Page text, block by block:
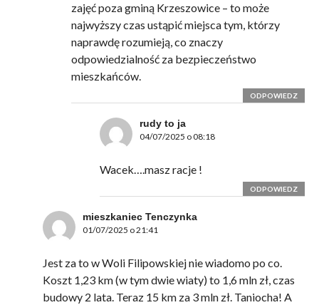
zajęć poza gminą Krzeszowice – to może
najwyższy czas ustąpić miejsca tym, którzy
naprawdę rozumieją, co znaczy
odpowiedzialność za bezpieczeństwo
mieszkańców.
ODPOWIEDZ
rudy to ja
04/07/2025 o 08:18
Wacek….masz racje !
ODPOWIEDZ
mieszkaniec Tenczynka
01/07/2025 o 21:41
Jest za to w Woli Filipowskiej nie wiadomo po co.
Koszt 1,23 km (w tym dwie wiaty) to 1,6 mln zł, czas
budowy 2 lata. Teraz 15 km za 3 mln zł. Taniocha! A